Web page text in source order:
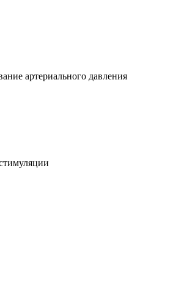
артериального давления